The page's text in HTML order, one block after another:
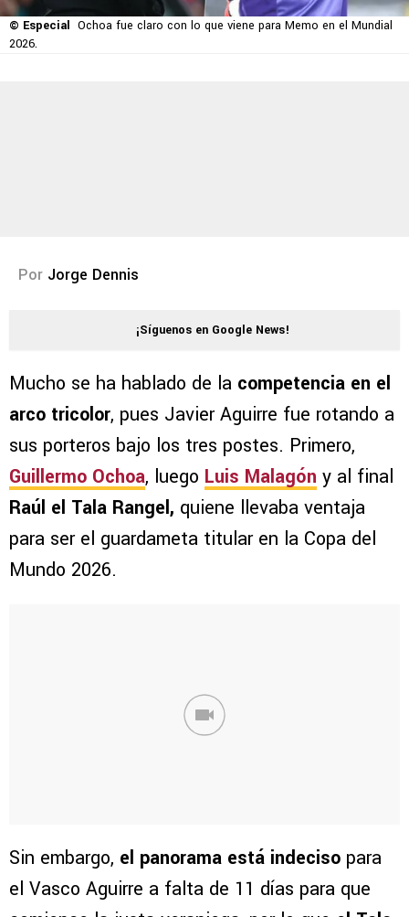
© Especial Ochoa fue claro con lo que viene para Memo en el Mundial
2026.
Por Jorge Dennis
¡Síguenos en Google News!
Mucho se ha hablado de la competencia en el
arco tricolor, pues Javier Aguirre fue rotando a
sus porteros bajo los tres postes. Primero,
Guillermo Ochoa, luego Luis Malagón y al final
Raúl el Tala Rangel, quiene llevaba ventaja
para ser el guardameta titular en la Copa del
Mundo 2026.
Sin embargo, el panorama está indeciso para
el Vasco Aguirre a falta de 11 días para que